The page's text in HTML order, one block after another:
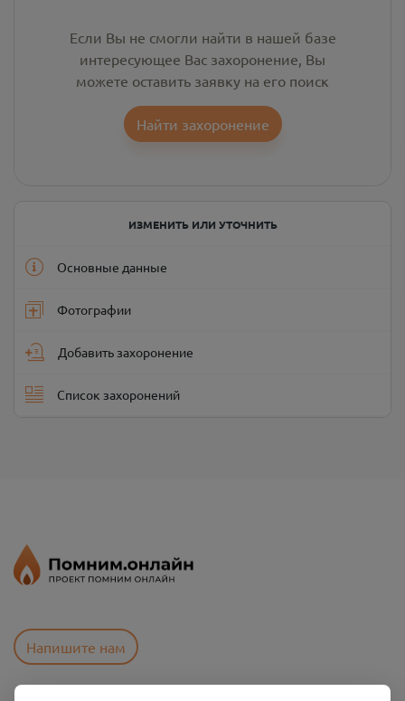
Если Вы не смогли найти в нашей базе
интересующее Вас захоронение, Вы
можете оставить заявку на его поиск
Найти захоронение
ИЗМЕНИТЬ ИЛИ УТОЧНИТЬ
Основные данные
Фотографии
Добавить захоронение
Список захоронений
Напишите нам